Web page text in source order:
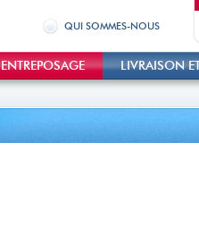
QUI SOMMES-NOUS
ENTREPOSAGE LIVRAISON